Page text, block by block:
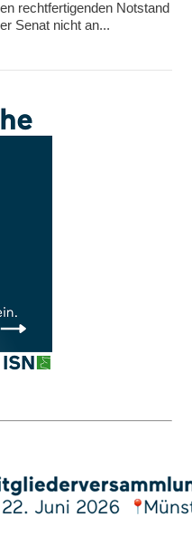
rechtfertigenden Notstand
Senat nicht an...